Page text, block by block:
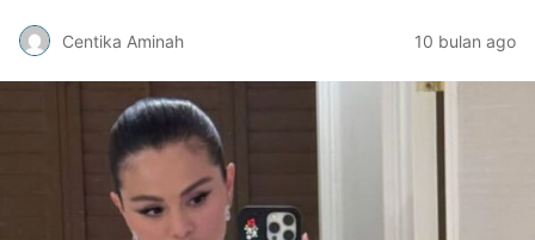
Centika Aminah 10 bulan ago